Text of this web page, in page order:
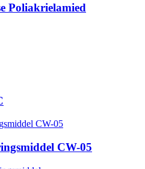
Poliakrielamied
CW-05